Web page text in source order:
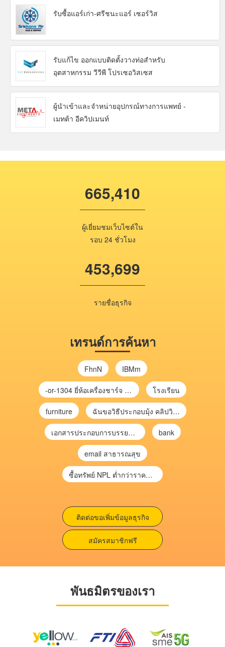
รับซื้อแอร์เก่า-ศรีชนะแอร์ เซอร์วิส
รับแก้ไข ออกแบบติดตั้งวางท่อสำหรับ
อุตสาหกรรม วีวีพี โปรเซอวิสเซส
ผู้นำเข้าและจำหน่ายอุปกรณ์ทางการแพทย์ -
เมทต้า อีควิปเมนท์
665,410
ผู้เยี่ยมชมเว็บไซต์ใน
รอบ 24 ชั่วโมง
453,699
รายชื่อธุรกิจ
เทรนด์การค้นหา
FhnN IBMm
-or-1304 ยี่ห้อเครื่องชาร์จ chargecore โรงเรียน
furniture ฉันขอวิธีประกอบมุ้ง คลิปวิดีโอ การประกอบมุ้ง
เอกสารประกอบการบรรยาย การประเมินความเสี่ยงเพื่อวางแผนการตรวจสอบ \ bank
email สาธารณสุข
ซื้อทรัพย์ NPL ต่ำกว่าราคาตลาด 30-70% แบบไม่ต้องไปประมูล”
ติดต่อขอเพิ่มข้อมูลธุรกิจ
สมัครสมาชิกฟรี
พันธมิตรของเรา